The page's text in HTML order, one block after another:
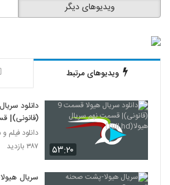
ویدیوهای دیگر
ویدیوهای مرتبط
۵۳:۲۰
(قانونی)|
هیولا(full hd)
دانلود فیلم
۳۸۷ بازدید
سریال